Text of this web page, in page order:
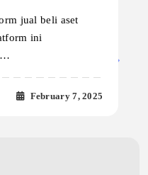
jual beli aset
ini
February 7, 2025